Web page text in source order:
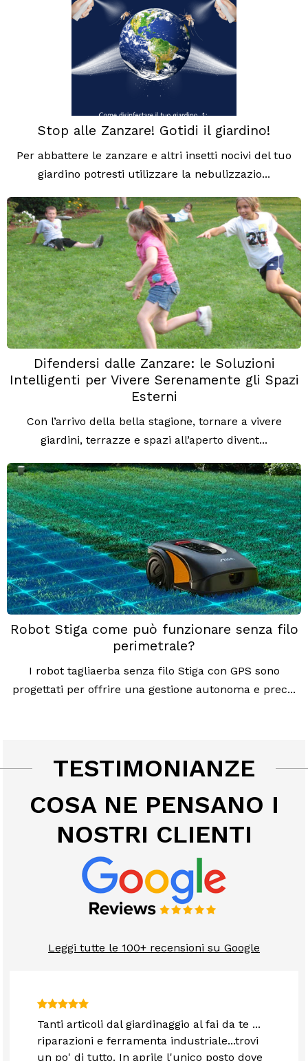
Stop alle Zanzare! Gotidi il giardino!
Per abbattere le zanzare e altri insetti nocivi del tuo
giardino potresti utilizzare la nebulizzazio...
Difendersi dalle Zanzare: le Soluzioni
Intelligenti per Vivere Serenamente gli Spazi
Esterni
Con l’arrivo della bella stagione, tornare a vivere
giardini, terrazze e spazi all’aperto divent...
Robot Stiga come può funzionare senza filo
perimetrale?
I robot tagliaerba senza filo Stiga con GPS sono
progettati per offrire una gestione autonoma e prec...
TESTIMONIANZE
COSA NE PENSANO I
NOSTRI CLIENTI
Leggi tutte le 100+ recensioni su Google
Tanti articoli dal giardinaggio al fai da te ...
riparazioni e ferramenta industriale...trovi
un po' di tutto. In aprile l'unico posto dove